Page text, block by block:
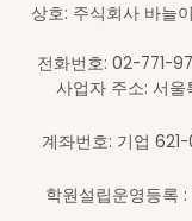
상호: 주식회사 바늘
전화번호: 02-771-
사업자 주소: 서울
계좌번호: 기업
학원설립운영등록